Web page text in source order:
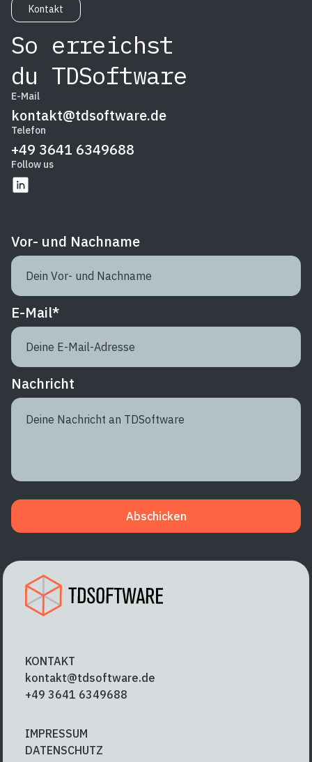
Kontakt
So erreichst
du TDSoftware
E-Mail
kontakt@tdsoftware.de
Telefon
+49 3641 6349688
Follow us
Vor- und Nachname
E-Mail*
Nachricht
Abschicken
KONTAKT
kontakt@tdsoftware.de
+49 3641 6349688
IMPRESSUM
DATENSCHUTZ